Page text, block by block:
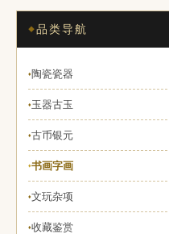
品类导航
♦ 陶瓷瓷器
♦ 玉器古玉
♦古币银元
♦书画字画
♦文玩杂项
♦收藏鉴赏